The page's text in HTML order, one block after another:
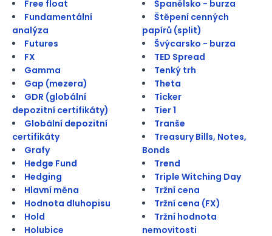
Free float
Fundamentální
analýza
Futures
FX
Gamma
Gap (mezera)
GDR (globální
depozitní certifikáty)
Globální depozitní
certifikáty
Grafy
Hedge Fund
Hedging
Hlavní měna
Hodnota dluhopisu
Hold
Holubice
Španělsko - burza
Štěpení cenných
papírů (split)
Švýcarsko - burza
TED Spread
Tenký trh
Theta
Ticker
Tier 1
Tranše
Treasury Bills, Notes,
Bonds
Trend
Triple Witching Day
Tržní cena
Tržní cena (FX)
Tržní hodnota
nemovitosti